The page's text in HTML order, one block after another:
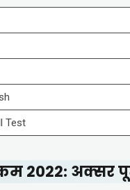
Test
2022: अक्सर